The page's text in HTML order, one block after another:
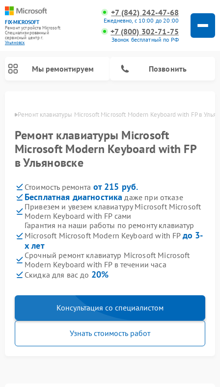
FIX-MICROSOFT
Ремонт устройств Microsoft
Специализированный
cервисный центр г.
Ульяновск
+7 (842) 242-47-68
Ежедневно, с 10:00 до 20:00
+7 (800) 302-71-75
Звонок бесплатный по РФ
Мы ремонтируем Позвонить
Ремонт клавиатуры Microsoft Microsoft Modern Keyboard with FP в
Ремонт клавиатуры Microsoft
Microsoft Modern Keyboard with FP
в Ульяновске
Стоимость ремонта от 215 руб.
Бесплатная диагностика даже при отказе
Привезем и увезем клавиатуру Microsoft Microsoft
Modern Keyboard with FP сами
Гарантия на наши работы по ремонту клавиатур
Microsoft Microsoft Modern Keyboard with FP до 3-
х лет
Срочный ремонт клавиатур Microsoft Microsoft
Modern Keyboard with FP в течении часа
Скидка для вас до 20%
Консультация со специалистом
Узнать стоимость работ